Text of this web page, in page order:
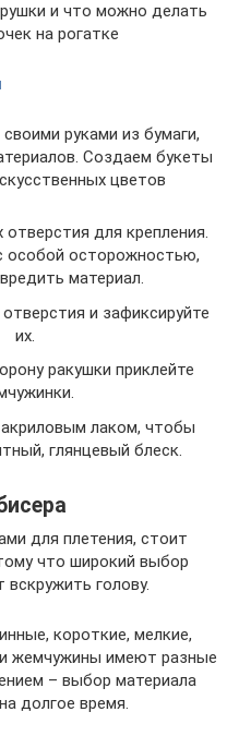
и что можно делать
на рогатке
руками из бумаги,
Создаем букеты
цветов
для крепления.
особой осторожностью,
материал.
и зафиксируйте
их.
ракушки приклейте
лаком, чтобы
глянцевый блеск.
для плетения, стоит
что широкий выбор
голову.
короткие, мелкие,
жемчужины имеют разные
– выбор материала
долгое время.